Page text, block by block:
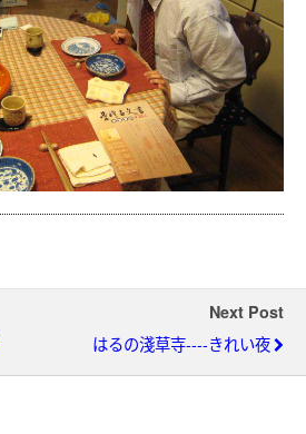
Next Post
はるの淺草寺----きれい夜